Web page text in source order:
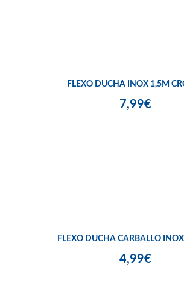
FLEXO DUCHA INOX 1,5M
7,99€
FLEXO DUCHA CARBALLO
4,99€